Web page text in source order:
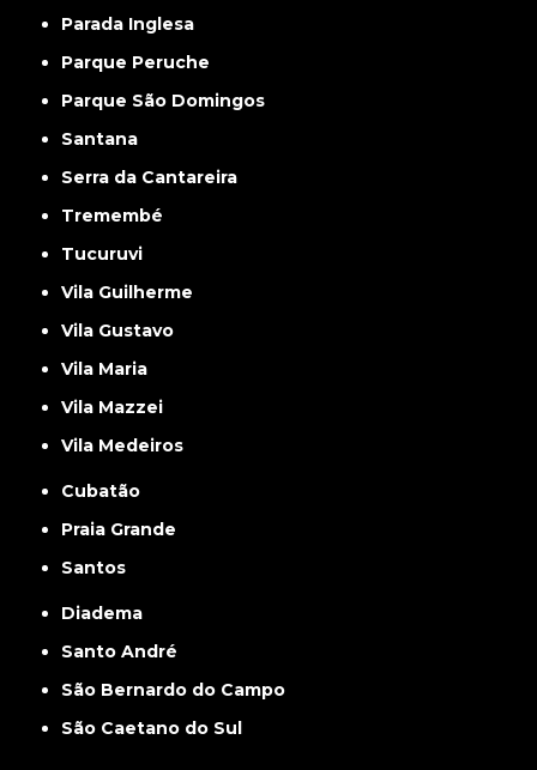
Parada Inglesa
Parque Peruche
Parque São Domingos
Santana
Serra da Cantareira
Tremembé
Tucuruvi
Vila Guilherme
Vila Gustavo
Vila Maria
Vila Mazzei
Vila Medeiros
Cubatão
Praia Grande
Santos
Diadema
Santo André
São Bernardo do Campo
São Caetano do Sul